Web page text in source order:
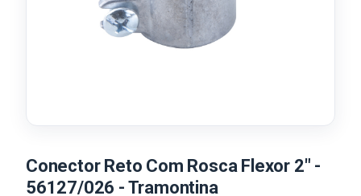
Conector Reto Com Rosca Flexor 2" -
56127/026 - Tramontina